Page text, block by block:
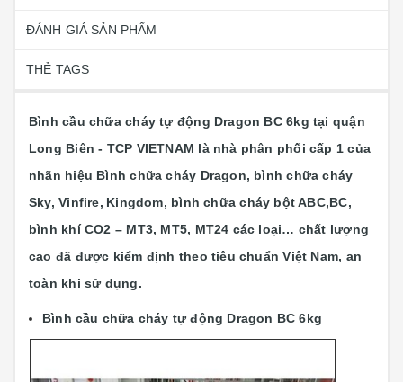
ĐÁNH GIÁ SẢN PHẨM
THẺ TAGS
Bình cầu chữa cháy tự động Dragon BC 6kg tại quận
Long Biên - TCP VIETNAM là nhà phân phối cấp 1 của
nhãn hiệu Bình chữa cháy Dragon, bình chữa cháy
Sky, Vinfire, Kingdom, bình chữa cháy bột ABC,BC,
bình khí CO2 – MT3, MT5, MT24 các loại… chất lượng
cao đã được kiểm định theo tiêu chuẩn Việt Nam, an
toàn khi sử dụng.
Bình cầu chữa cháy tự động Dragon BC 6kg